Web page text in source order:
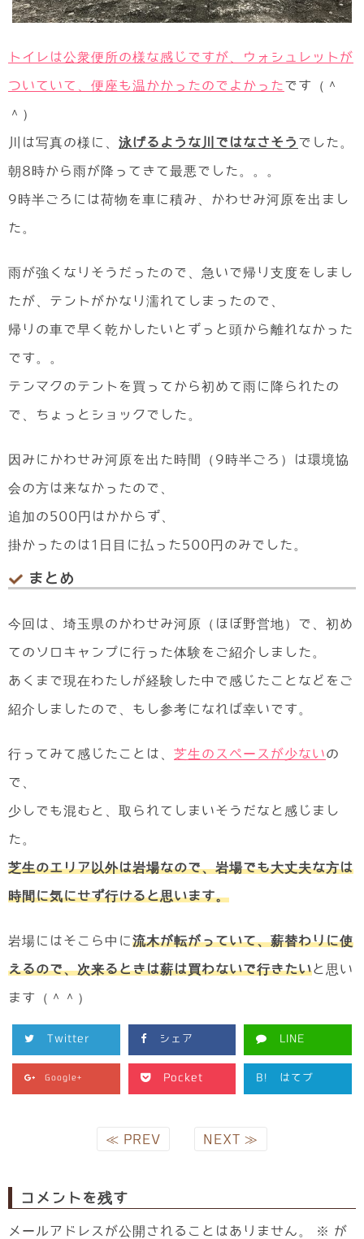
トイレは公衆便所の様な感じですが、ウォシュレットが
ついていて、便座も温かかったのでよかったです（＾
＾）
川は写真の様に、 泳げるような川ではなさそう でした。
朝8時から雨が降ってきて最悪でした。。。
9時半ごろには荷物を車に積み、かわせみ河原を出まし
た。
雨が強くなりそうだったので、急いで帰り支度をしまし
たが、テントがかなり濡れてしまったので、
帰りの車で早く乾かしたいとずっと頭から離れなかった
です。。
テンマクのテントを買ってから初めて雨に降られたの
で、ちょっとショックでした。
因みにかわせみ河原を出た時間（9時半ごろ）は環境協
会の方は来なかったので、
追加の500円はかからず、
掛かったのは1日目に払った500円のみでした。
まとめ
今回は、埼玉県のかわせみ河原（ほぼ野営地）で、初め
てのソロキャンプに行った体験をご紹介しました。
あくまで現在わたしが経験した中で感じたことなどをご
紹介しましたので、もし参考になれば幸いです。
行ってみて感じたことは、 芝生のスペースが少ないの
で、
少しでも混むと、取られてしまいそうだなと感じまし
た。
芝生のエリア以外は岩場なので、岩場でも大丈夫な方は
時間に気にせず行けると思います。
岩場にはそこら中に流木が転がっていて、薪替わりに使
えるので、次来るときは薪は買わないで行きたいと思い
ます（＾＾）
Twitter シェア LINE
Google+ Pocket B! はてブ
≪ PREV NEXT ≫
コメントを残す
メールアドレスが公開されることはありません。 ※ が